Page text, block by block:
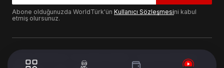
Abone olduğunuzda WorldTürk'ün Kullanıcı Sözleşmesini kabul
etmiş olursunuz.
© 2024 WorldTurk. Tüm Hakları Saklıdır. - Tasarım & Geliştirme :
Volion's